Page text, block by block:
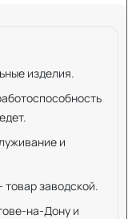
изделия.
и
заводской.
на-Дону и